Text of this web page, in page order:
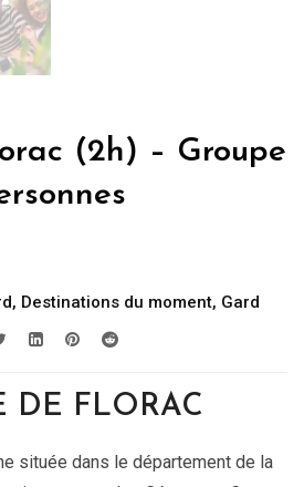
(2h) – Groupe
, Destinations du moment, Gard
DE FLORAC
située dans le département de la